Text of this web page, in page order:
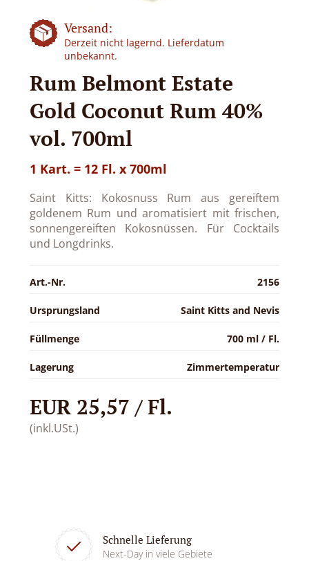
Versand:
Derzeit nicht lagernd. Lieferdatum
unbekannt.
Rum Belmont Estate
Gold Coconut Rum 40%
vol. 700ml
1 Kart. = 12 Fl. x 700ml
Saint Kitts: Kokosnuss Rum aus gereiftem
goldenem Rum und aromatisiert mit frischen,
sonnengereiften Kokosnüssen. Für Cocktails
und Longdrinks.
Art.-Nr. 2156
Ursprungsland Saint Kitts and Nevis
Füllmenge 700 ml / Fl.
Lagerung Zimmertemperatur
EUR 25,57 / Fl.
(inkl.USt.)
Schnelle Lieferung
Next-Day in viele Gebiete